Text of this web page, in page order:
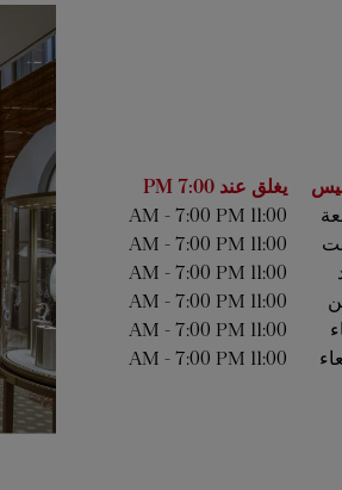
الساعات
يغلق عند7:00 PM
11:00 AM
- 7:00 PM
11:00 AM
- 7:00 PM
11:00 AM
- 7:00 PM
11:00 AM
- 7:00 PM
11:00 AM
- 7:00 PM
11:00 AM
- 7:00 PM